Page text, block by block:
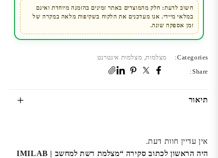
1080P
חשוב לדעת: חלק מהמוצרים באתר זמינים בהזמנה מיוחדת ואינם
במלאי מיידי. אנו מעדכנים את הלקוח בשקיפות מלאה במקרה של
זמן אספקה שונה.
Categories: מצלמות מצלמות אינטרנט
Share:
תיאור
אין עדיין חוות דעת.
היה הראשון לכתוב סקירה “מצלמת רשת למחשב | IMILAB